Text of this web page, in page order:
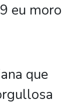
eu moro
que